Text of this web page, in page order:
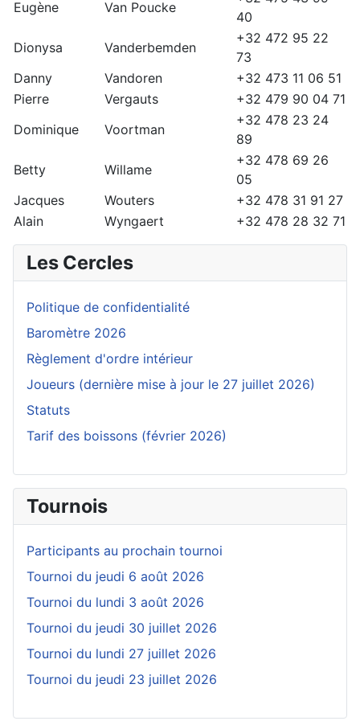
Eugène
Van Poucke
40
Dionysa
Vanderbemden
+32 472 95 22
73
Danny
Vandoren
+32 473 11 06 51
Pierre
Vergauts
+32 479 90 04 71
Dominique
Voortman
+32 478 23 24
89
Betty
Willame
+32 478 69 26
05
Jacques
Wouters
+32 478 31 91 27
Alain
Wyngaert +32 478 28 32 71
Les Cercles
Politique de confidentialité
Baromètre 2026
Règlement d'ordre intérieur
Joueurs (dernière mise à jour le 27 juillet 2026)
Statuts
Tarif des boissons (février 2026)
Tournois
Participants au prochain tournoi
Tournoi du jeudi 6 août 2026
Tournoi du lundi 3 août 2026
Tournoi du jeudi 30 juillet 2026
Tournoi du lundi 27 juillet 2026
Tournoi du jeudi 23 juillet 2026